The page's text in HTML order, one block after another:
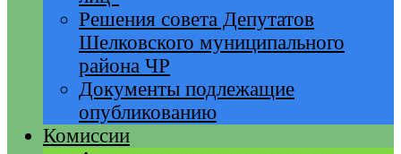
Решения совета Депутатов
Шелковского муниципального
района ЧР
Документы подлежащие
опубликованию
Комиссии